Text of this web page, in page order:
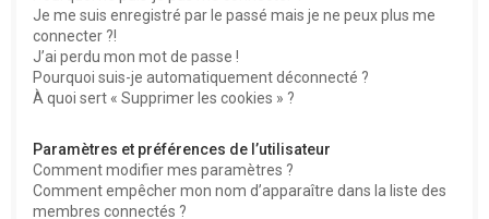
Je me suis enregistré par le passé mais je ne peux plus me
connecter ?!
J’ai perdu mon mot de passe !
Pourquoi suis-je automatiquement déconnecté ?
À quoi sert « Supprimer les cookies » ?
Paramètres et préférences de l’utilisateur
Comment modifier mes paramètres ?
Comment empêcher mon nom d’apparaître dans la liste des
membres connectés ?